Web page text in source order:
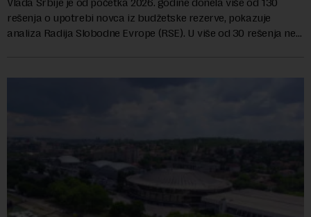
Vlada Srbije je od početka 2026. godine donela više od 130
rešenja o upotrebi novca iz budžetske rezerve, pokazuje
analiza Radija Slobodne Evrope (RSE). U više od 30 rešenja ne